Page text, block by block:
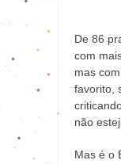
De 86
com
mas
favorito,
não
Mas é o